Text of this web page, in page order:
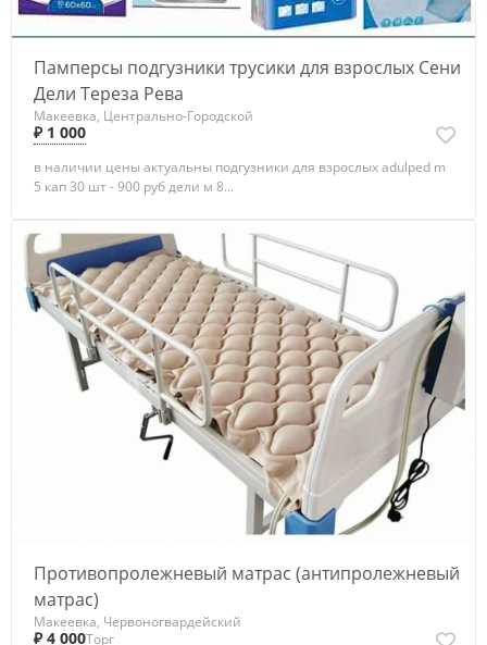
Памперсы подгузники трусики для взрослых Сени
Дели Тереза Рева
Макеевка, Центрально-Городской
₽ 1 000
в наличии цены актуальны подгузники для взрослых adulped m
5 кап 30 шт - 900 руб дели м 8...
Противопролежневый матрас (антипролежневый
матрас)
Макеевка, Червоногвардейский
₽ 4 000Торг